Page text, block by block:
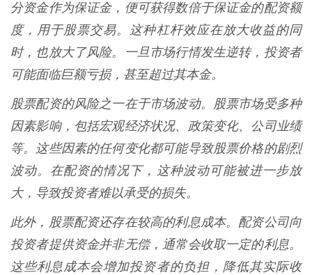
分资金作为保证金，便可获得数倍于保证金的配资额
度，用于股票交易。这种杠杆效应在放大收益的同
时，也放大了风险。一旦市场行情发生逆转，投资者
可能面临巨额亏损，甚至超过其本金。
股票配资的风险之一在于市场波动。股票市场受多种
因素影响，包括宏观经济状况、政策变化、公司业绩
等。这些因素的任何变化都可能导致股票价格的剧烈
波动。在配资的情况下，这种波动可能被进一步放
大，导致投资者难以承受的损失。
此外，股票配资还存在较高的利息成本。配资公司向
投资者提供资金并非无偿，通常会收取一定的利息。
这些利息成本会增加投资者的负担，降低其实际收